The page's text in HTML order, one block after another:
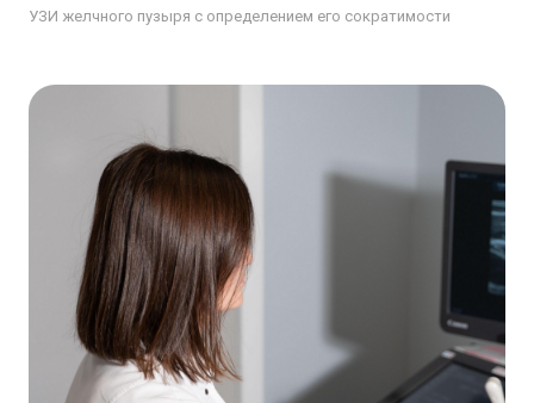
УЗИ желчного пузыря с определением его сократимости